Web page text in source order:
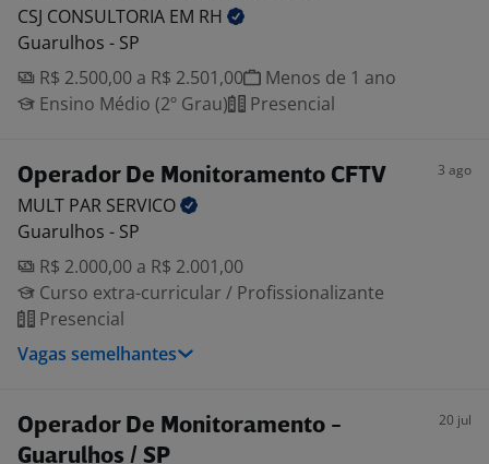
CSJ CONSULTORIA EM RH
Guarulhos - SP
R$ 2.500,00 a R$ 2.501,00
Menos de 1 ano
Ensino Médio (2º Grau)
Presencial
Operador De Monitoramento CFTV 3 ago
MULT PAR SERVICO
Guarulhos - SP
R$ 2.000,00 a R$ 2.001,00
Curso extra-curricular / Profissionalizante
Presencial
Vagas semelhantes
Operador De Monitoramento -
Guarulhos / SP
20 jul